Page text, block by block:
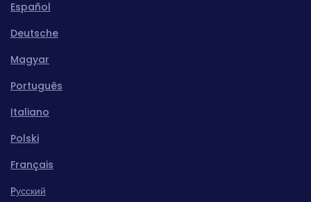
Español
Deutsche
Magyar
Português
Italiano
Polski
Français
Pусский